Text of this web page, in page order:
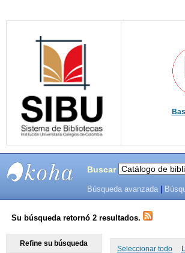
SISTEMAS
DE
Buscar
Búsqueda avanzada
Su búsqueda retornó 2 resultados.
Seleccionar todo
Refine su búsqueda